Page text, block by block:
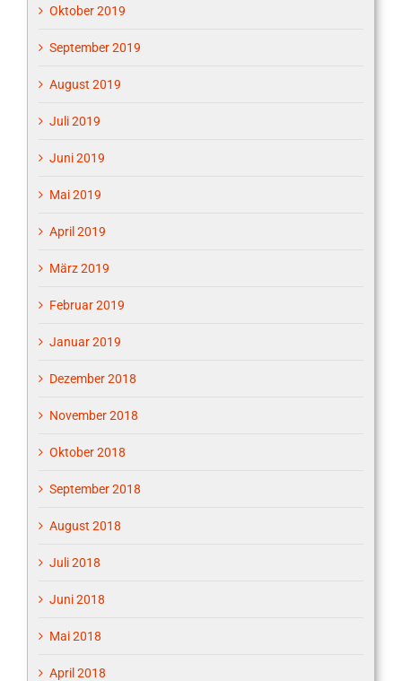
Oktober 2019
September 2019
August 2019
Juli 2019
Juni 2019
Mai 2019
April 2019
März 2019
Februar 2019
Januar 2019
Dezember 2018
November 2018
Oktober 2018
September 2018
August 2018
Juli 2018
Juni 2018
Mai 2018
April 2018